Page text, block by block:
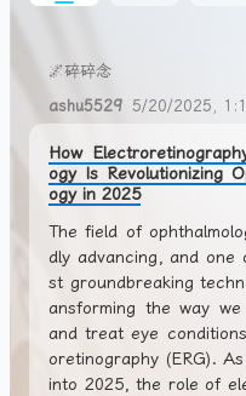
🌌碎碎念
ashu5529 5/20/2025,
How
ogy Is Revolutionizing
ogy in 2025
The field of
dly advancing, and one
st groundbreaking
ansforming the way we
and treat eye
oretinography (ERG).
into 2025, the role of